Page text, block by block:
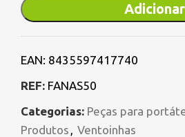
Adicionar
EAN: 8435597417740
REF: FANAS50
Categorias: Peças para
Produtos , Ventoinhas